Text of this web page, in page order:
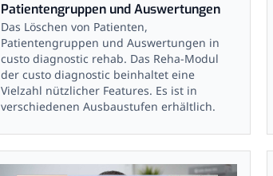
Patientengruppen und Auswertungen
Das Löschen von Patienten,
Patientengruppen und Auswertungen in
custo diagnostic rehab. Das Reha-Modul
der custo diagnostic beinhaltet eine
Vielzahl nützlicher Features. Es ist in
verschiedenen Ausbaustufen erhältlich.